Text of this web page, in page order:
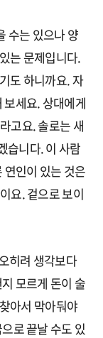
수는 있으나 양
는 문제입니다.
도 하니까요. 자
보세요. 상대에게
고요. 솔로는 새
습니다. 이 사람
연인이 있는 것은
요. 겉으로 보이
히려 생각보다
모르게 돈이 술
아서 막아둬야
로 끝날 수도 있